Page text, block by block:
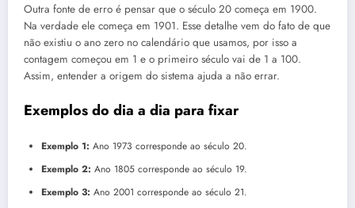
Outra fonte de erro é pensar que o século 20 começa em 1900.
Na verdade ele começa em 1901. Esse detalhe vem do fato de que
não existiu o ano zero no calendário que usamos, por isso a
contagem começou em 1 e o primeiro século vai de 1 a 100.
Assim, entender a origem do sistema ajuda a não errar.
Exemplos do dia a dia para fixar
Exemplo 1: Ano 1973 corresponde ao século 20.
Exemplo 2: Ano 1805 corresponde ao século 19.
Exemplo 3: Ano 2001 corresponde ao século 21.